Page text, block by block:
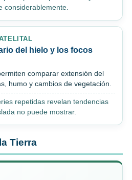
considerablemente.
del hielo y los focos
comparar extensión del
humo y cambios de vegetación.
repetidas revelan tendencias
no puede mostrar.
Tierra